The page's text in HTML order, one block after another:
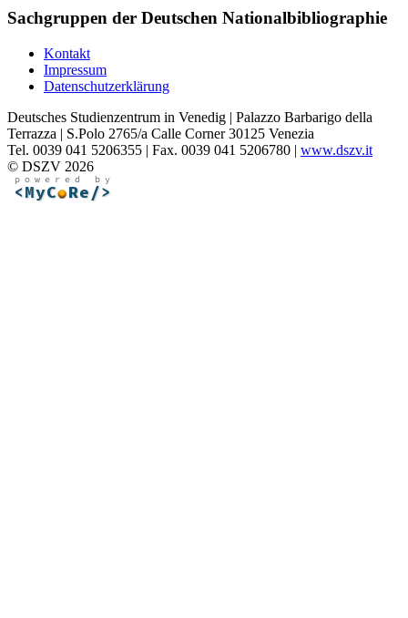
Sachgruppen der Deutschen Nationalbibliographie
Kontakt
Impressum
Datenschutzerklärung
Deutsches Studienzentrum in Venedig | Palazzo Barbarigo della
Terrazza | S.Polo 2765/a Calle Corner 30125 Venezia
Tel. 0039 041 5206355 | Fax. 0039 041 5206780 | www.dszv.it
© DSZV 2026